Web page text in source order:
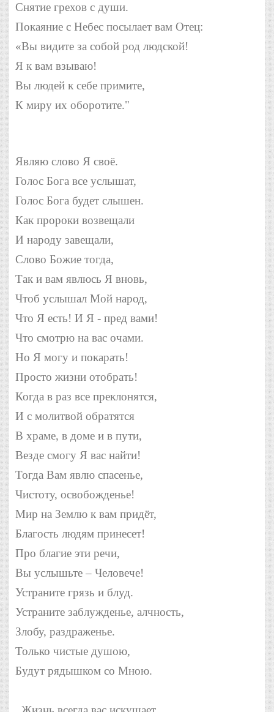
Снятие грехов с души.
Покаяние с Небес посылает вам Отец:
«Вы видите за собой род людской!
Я к вам взываю!
Вы людей к себе примите,
К миру их оборотите."
Являю слово Я своё.
Голос Бога все услышат,
Голос Бога будет слышен.
Как пророки возвещали
И народу завещали,
Слово Божие тогда,
Так и вам явлюсь Я вновь,
Чтоб услышал Мой народ,
Что Я есть! И Я - пред вами!
Что смотрю на вас очами.
Но Я могу и покарать!
Просто жизни отобрать!
Когда в раз все преклонятся,
И с молитвой обратятся
В храме, в доме и в пути,
Везде смогу Я вас найти!
Тогда Вам явлю спасенье,
Чистоту, освобожденье!
Мир на Землю к вам придёт,
Благость людям принесет!
Про благие эти речи,
Вы услышьте – Человече!
Устраните грязь и блуд.
Устраните заблужденье, алчность,
Злобу, раздраженье.
Только чистые душою,
Будут рядышком со Мною.